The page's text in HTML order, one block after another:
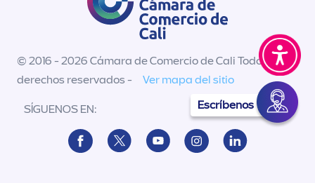
Escríbenos
© 2016 - 2026 Cámara de Comercio de Cali Todos los
derechos reservados -
Ver mapa del sitio
SÍGUENOS EN: